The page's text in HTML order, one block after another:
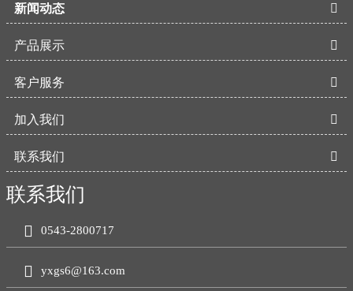
新闻动态 
产品展示 
客户服务 
加入我们 
联系我们 
联系我们
 0543-2800717
 yxgs6@163.com